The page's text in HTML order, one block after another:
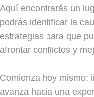
Aquí encontrarás un
podrás identificar la
estrategias para que
afrontar conflictos y
Comienza hoy mismo:
avanza hacia una